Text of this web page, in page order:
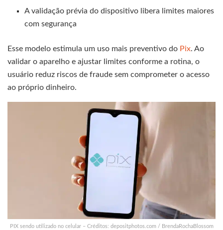
A validação prévia do dispositivo libera limites maiores
com segurança
Esse modelo estimula um uso mais preventivo do Pix. Ao
validar o aparelho e ajustar limites conforme a rotina, o
usuário reduz riscos de fraude sem comprometer o acesso
ao próprio dinheiro.
PIX sendo utilizado no celular – Créditos: depositphotos.com / BrendaRochaBlossom